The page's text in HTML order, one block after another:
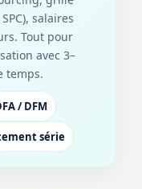
salaires
Tout pour
avec 3–
temps.
/ DFM
série